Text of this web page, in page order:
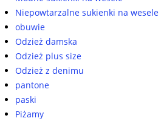
Niepowtarzalne sukienki na wesele
obuwie
Odzież damska
Odzież plus size
Odzież z denimu
pantone
paski
Piżamy